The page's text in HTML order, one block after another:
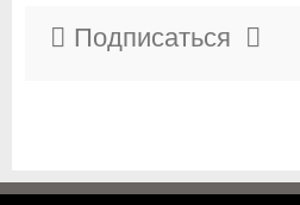
Подписаться